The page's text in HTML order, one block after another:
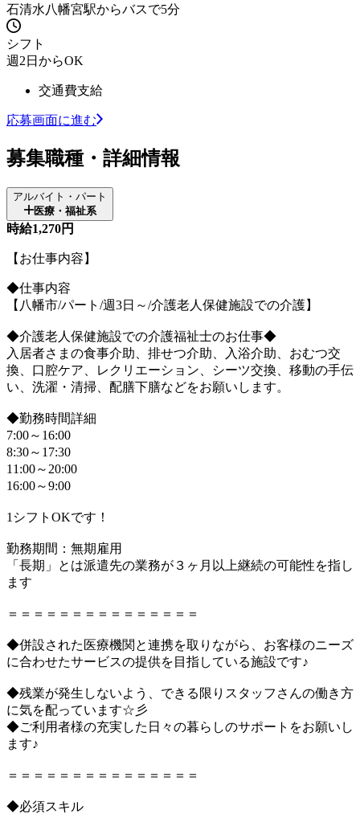
石清水八幡宮駅からバスで5分
シフト
週2日からOK
交通費支給
応募画面に進む
募集職種・詳細情報
アルバイト・パート
医療・福祉系
時給1,270円
【お仕事内容】
◆仕事内容
【八幡市/パート/週3日～/介護老人保健施設での介護】
◆介護老人保健施設での介護福祉士のお仕事◆
入居者さまの食事介助、排せつ介助、入浴介助、おむつ交
換、口腔ケア、レクリエーション、シーツ交換、移動の手伝
い、洗濯・清掃、配膳下膳などをお願いします。
◆勤務時間詳細
7:00～16:00
8:30～17:30
11:00～20:00
16:00～9:00
1シフトOKです！
勤務期間：無期雇用
「長期」とは派遣先の業務が３ヶ月以上継続の可能性を指し
ます
＝＝＝＝＝＝＝＝＝＝＝＝＝＝＝
◆併設された医療機関と連携を取りながら、お客様のニーズ
に合わせたサービスの提供を目指している施設です♪
◆残業が発生しないよう、できる限りスタッフさんの働き方
に気を配っています☆彡
◆ご利用者様の充実した日々の暮らしのサポートをお願いし
ます♪
＝＝＝＝＝＝＝＝＝＝＝＝＝＝＝
◆必須スキル